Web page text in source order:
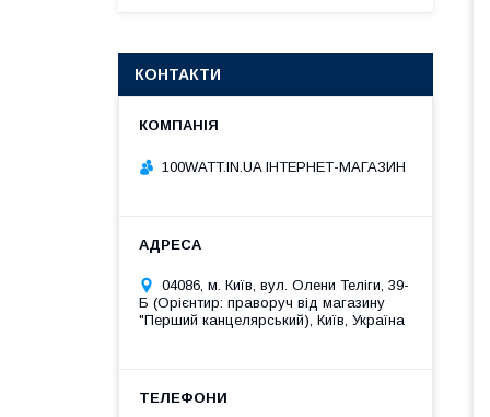
КОНТАКТИ
100WATT.IN.UA ІНТЕРНЕТ-МАГАЗИН
04086, м. Київ, вул. Олени Теліги, 39-
Б (Орієнтир: праворуч від магазину
"Перший канцелярський), Київ, Україна